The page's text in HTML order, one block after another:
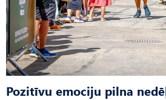
Pozitīvu emociju pilna